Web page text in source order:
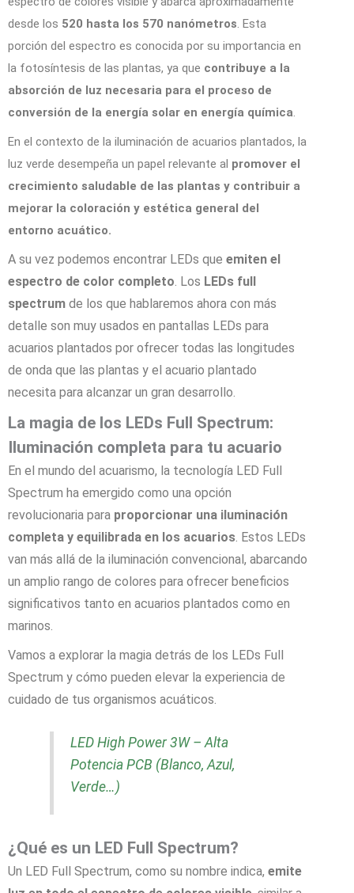
desde los 520 hasta los 570 nanómetros. Esta
porción del espectro es conocida por su importancia en
la fotosíntesis de las plantas, ya que contribuye a la
absorción de luz necesaria para el proceso de
conversión de la energía solar en energía química.
En el contexto de la iluminación de acuarios plantados, la
luz verde desempeña un papel relevante al promover el
crecimiento saludable de las plantas y contribuir a
mejorar la coloración y estética general del
entorno acuático.
A su vez podemos encontrar LEDs que emiten el
espectro de color completo. Los LEDs full
spectrum de los que hablaremos ahora con más
detalle son muy usados en pantallas LEDs para
acuarios plantados por ofrecer todas las longitudes
de onda que las plantas y el acuario plantado
necesita para alcanzar un gran desarrollo.
La magia de los LEDs Full Spectrum:
Iluminación completa para tu acuario
En el mundo del acuarismo, la tecnología LED Full
Spectrum ha emergido como una opción
revolucionaria para proporcionar una iluminación
completa y equilibrada en los acuarios. Estos LEDs
van más allá de la iluminación convencional, abarcando
un amplio rango de colores para ofrecer beneficios
significativos tanto en acuarios plantados como en
marinos.
Vamos a explorar la magia detrás de los LEDs Full
Spectrum y cómo pueden elevar la experiencia de
cuidado de tus organismos acuáticos.
LED High Power 3W – Alta
Potencia PCB (Blanco, Azul,
Verde…)
¿Qué es un LED Full Spectrum?
Un LED Full Spectrum, como su nombre indica, emite